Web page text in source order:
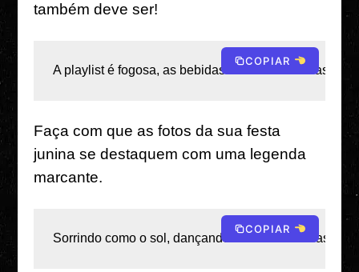
também deve ser!
A playlist é fogosa, as bebidas estão fluindo e as
COPIAR
Faça com que as fotos da sua festa
junina se destaquem com uma legenda
marcante.
Sorrindo como o sol, dançando como as estrelas –
COPIAR